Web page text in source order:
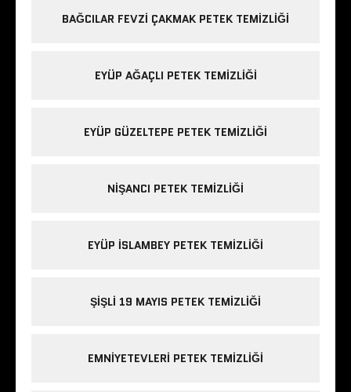
BAĞCILAR FEVZI ÇAKMAK PETEK TEMIZLIĞI
EYÜP AĞAÇLI PETEK TEMIZLIĞI
EYÜP GÜZELTEPE PETEK TEMIZLIĞI
NIŞANCI PETEK TEMIZLIĞI
EYÜP ISLAMBEY PETEK TEMIZLIĞI
ŞIŞLI 19 MAYIS PETEK TEMIZLIĞI
EMNIYETEVLERI PETEK TEMIZLIĞI